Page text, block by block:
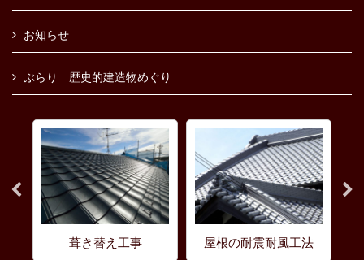
お知らせ
ぶらり 歴史的建造物めぐり
屋根の耐震耐風工法 塗装工事